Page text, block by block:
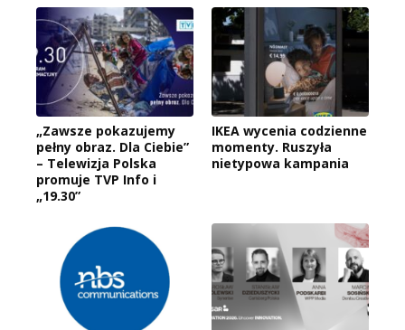
„Zawsze pokazujemy
pełny obraz. Dla Ciebie”
– Telewizja Polska
promuje TVP Info i
„19.30”
IKEA wycenia codzienne
momenty. Ruszyła
nietypowa kampania